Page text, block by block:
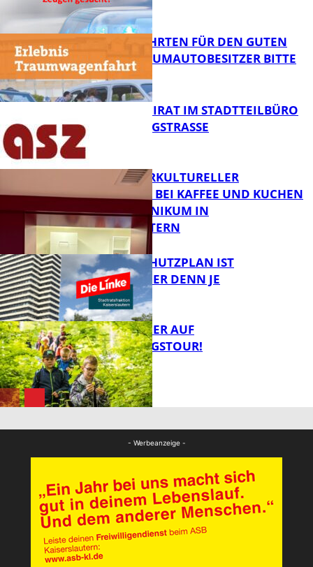
FB News
FB News
SPENDENFAHRTEN FÜR DEN GUTEN
ZWECK – TRAUMAUTOBESITZER BITTE
MELDEN!
FB News
SENIORENBEIRAT IM STADTTEILBÜRO
IN DER KÖNIGSTRASSE
FB Gesundheit
NEUER INTERKULTURELLER
TREFFPUNKT BEI KAFFEE UND KUCHEN
IM PFALZKLINIKUM IN
KAISERSLAUTERN
FB News
EIN HITZESCHUTZPLAN IST
NOTWENDIGER DENN JE
MIT DEM JÄGER AUF
ENTDECKUNGSTOUR!
- Werbeanzeige -